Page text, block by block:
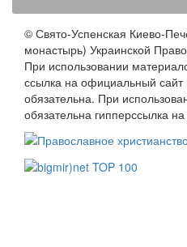
© Свято-Успенская Киево-
монастырь) Украинской
При использовании
ссылка на официальный
обязательна. При
обязательна гипперссылка